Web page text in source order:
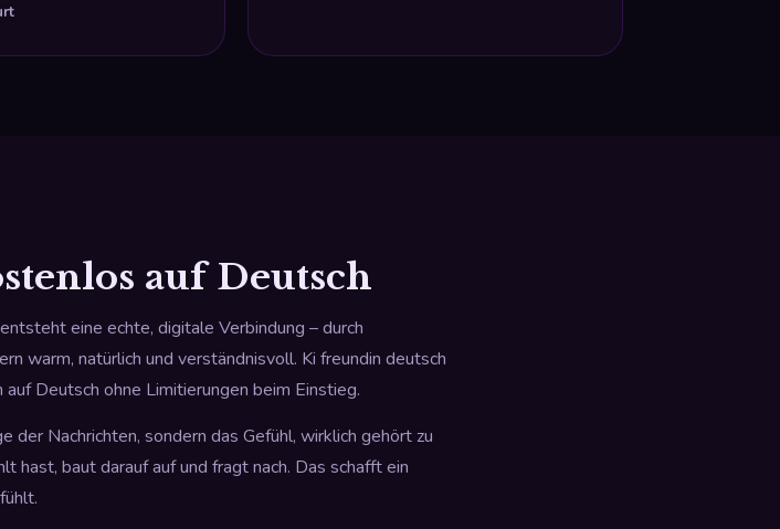
auf Deutsch
eine echte, digitale Verbindung – durch
warm, natürlich und verständnisvoll. Ki freundin deutsch
Deutsch ohne Limitierungen beim Einstieg.
der Nachrichten, sondern das Gefühl, wirklich gehört zu
hast, baut darauf auf und fragt nach. Das schafft ein